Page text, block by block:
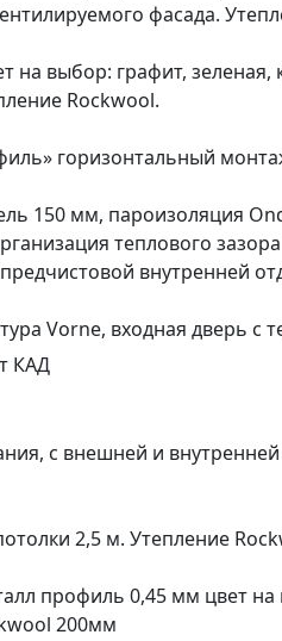
фасада.
на выбор: графит,
Rockwool.
горизонтальный
150 мм, пароизоляция
теплового
внутренней
Vorne, входная дверь с
КАД
с внешней и внутренней
2,5 м. Утепление
профиль 0,45 мм цвет
200мм